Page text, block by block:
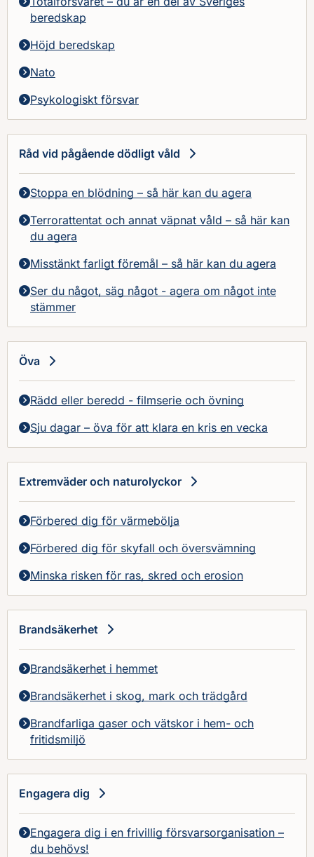
beredskap
Höjd beredskap
Nato
Psykologiskt försvar
Råd vid pågående dödligt våld
Stoppa en blödning – så här kan du agera
Terrorattentat och annat väpnat våld – så här kan
du agera
Misstänkt farligt föremål – så här kan du agera
Ser du något, säg något - agera om något inte
stämmer
Öva
Rädd eller beredd - filmserie och övning
Sju dagar – öva för att klara en kris en vecka
Extremväder och naturolyckor
Förbered dig för värmebölja
Förbered dig för skyfall och översvämning
Minska risken för ras, skred och erosion
Brandsäkerhet
Brandsäkerhet i hemmet
Brandsäkerhet i skog, mark och trädgård
Brandfarliga gaser och vätskor i hem- och
fritidsmiljö
Engagera dig
Engagera dig i en frivillig försvarsorganisation –
du behövs!